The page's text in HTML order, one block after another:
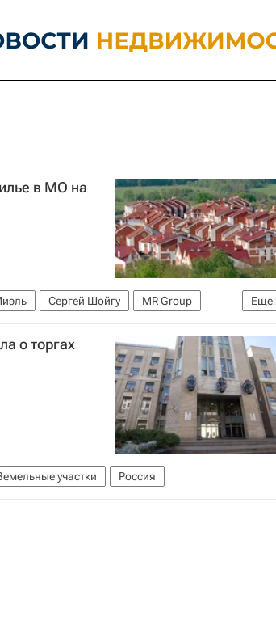
в МО на
Еще
Сергей Шойгу
MR Group
о торгах
участки Россия